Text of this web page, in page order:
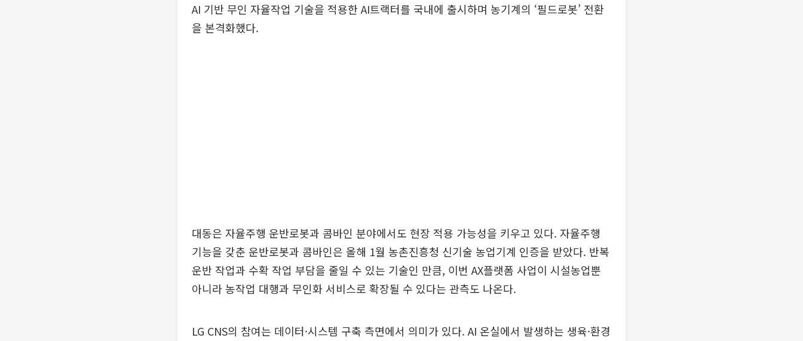
AI 기반 무인 자율작업 기술을 적용한 AI트랙터를 국내에 출시하며 농기계의 ‘필드로봇’ 전환
을 본격화했다.
대동은 자율주행 운반로봇과 콤바인 분야에서도 현장 적용 가능성을 키우고 있다. 자율주행
기능을 갖춘 운반로봇과 콤바인은 올해 1월 농촌진흥청 신기술 농업기계 인증을 받았다. 반복
운반 작업과 수확 작업 부담을 줄일 수 있는 기술인 만큼, 이번 AX플랫폼 사업이 시설농업뿐
아니라 농작업 대행과 무인화 서비스로 확장될 수 있다는 관측도 나온다.
LG CNS의 참여는 데이터·시스템 구축 측면에서 의미가 있다. AI 온실에서 발생하는 생육·환경